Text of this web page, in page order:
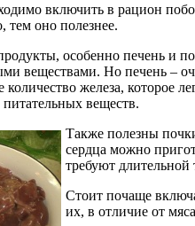
включить в рацион
тем оно полезнее.
особенно печень и
веществами. Но печень –
железа, которое
питательных веществ.
Также полезны
сердца можно
требуют длительной
Стоит почаще
их, в отличие от